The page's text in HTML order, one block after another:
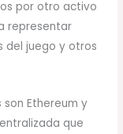
por otro activo
representar
del juego y otros
son Ethereum y
que